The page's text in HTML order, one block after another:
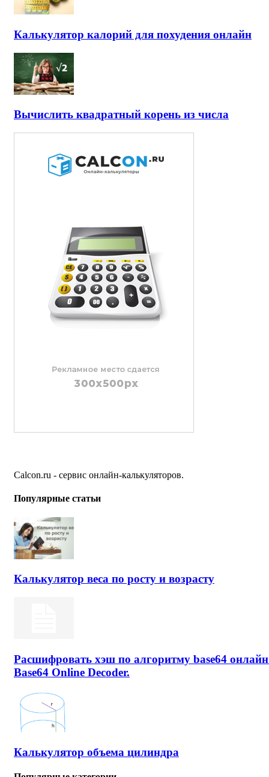
Калькулятор калорий для похудения онлайн
Вычислить квадратный корень из числа
Calcon.ru - сервис онлайн-калькуляторов.
Популярные статьи
Калькулятор веса по росту и возрасту
Расшифровать хэш по алгоритму base64
Base64 Online Decoder.
Калькулятор объема цилиндра